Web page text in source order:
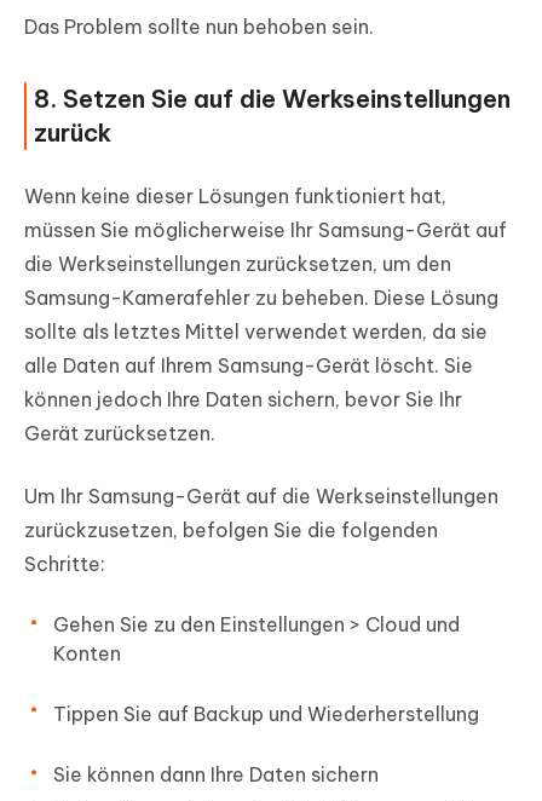
Das Problem sollte nun behoben sein.
8. Setzen Sie auf die Werkseinstellungen
zurück
Wenn keine dieser Lösungen funktioniert hat,
müssen Sie möglicherweise Ihr Samsung-Gerät auf
die Werkseinstellungen zurücksetzen, um den
Samsung-Kamerafehler zu beheben. Diese Lösung
sollte als letztes Mittel verwendet werden, da sie
alle Daten auf Ihrem Samsung-Gerät löscht. Sie
können jedoch Ihre Daten sichern, bevor Sie Ihr
Gerät zurücksetzen.
Um Ihr Samsung-Gerät auf die Werkseinstellungen
zurückzusetzen, befolgen Sie die folgenden
Schritte:
Gehen Sie zu den Einstellungen > Cloud und
Konten
Tippen Sie auf Backup und Wiederherstellung
Sie können dann Ihre Daten sichern